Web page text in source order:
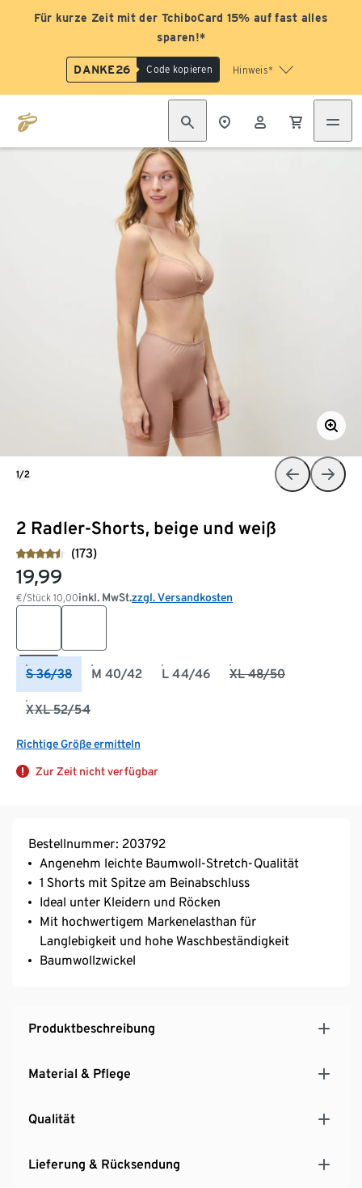
Für kurze Zeit mit der TchiboCard 15% auf fast alles
sparen!*
DANKE26 Code kopieren Hinweis*
2 Radler-Shorts, beige und weiß
(173)
19,99
€/Stück 10,00inkl. MwSt.zzgl. Versandkosten
S 36/38 M 40/42 L 44/46 XL 48/50
XXL 52/54
Richtige Größe ermitteln
Zur Zeit nicht verfügbar
1/2
Bestellnummer: 203792
Angenehm leichte Baumwoll-Stretch-Qualität
1 Shorts mit Spitze am Beinabschluss
Ideal unter Kleidern und Röcken
Mit hochwertigem Markenelasthan für
Langlebigkeit und hohe Waschbeständigkeit
Baumwollzwickel
Produktbeschreibung
Material & Pflege
Qualität
Lieferung & Rücksendung